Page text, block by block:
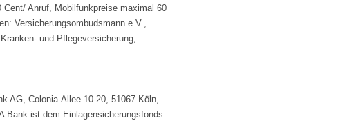
Anruf, Mobilfunkpreise maximal 60
Versicherungsombudsmann e.V.,
und Pflegeversicherung,
AG, Colonia-Allee 10-20, 51067 Köln,
Bank ist dem Einlagensicherungsfonds